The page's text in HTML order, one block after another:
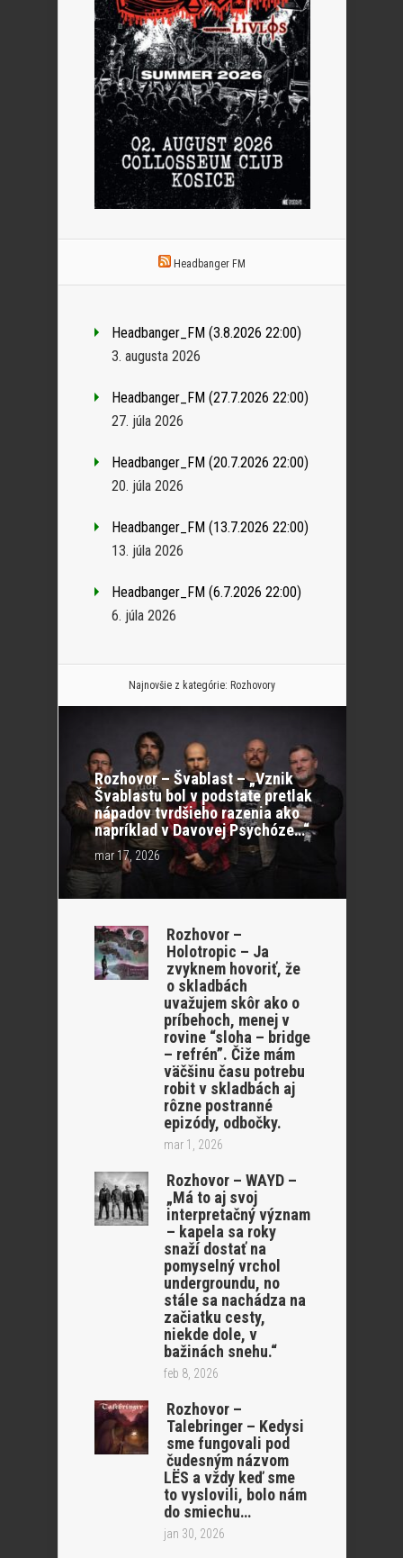
Headbanger FM
Headbanger_FM (3.8.2026 22:00)
3. augusta 2026
Headbanger_FM (27.7.2026 22:00)
27. júla 2026
Headbanger_FM (20.7.2026 22:00)
20. júla 2026
Headbanger_FM (13.7.2026 22:00)
13. júla 2026
Headbanger_FM (6.7.2026 22:00)
6. júla 2026
Najnovšie z kategórie: Rozhovory
Rozhovor – Švablast – „Vznik
Švablastu bol v podstate pretlak
nápadov tvrdšieho razenia ako
napríklad v Davovej Psychóze…“
mar 17, 2026
Rozhovor –
Holotropic – Ja
zvyknem hovoriť, že
o skladbách
uvažujem skôr ako o
príbehoch, menej v
rovine “sloha – bridge
– refrén”. Čiže mám
väčšinu času potrebu
robit v skladbách aj
rôzne postranné
epizódy, odbočky.
mar 1, 2026
Rozhovor – WAYD –
„Má to aj svoj
interpretačný význam
– kapela sa roky
snaží dostať na
pomyselný vrchol
undergroundu, no
stále sa nachádza na
začiatku cesty,
niekde dole, v
bažinách snehu.“
feb 8, 2026
Rozhovor –
Talebringer – Kedysi
sme fungovali pod
čudesným názvom
LËS a vždy keď sme
to vyslovili, bolo nám
do smiechu…
jan 30, 2026